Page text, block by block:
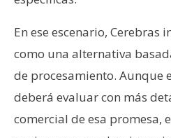
En ese escenario, Cerebras
como una alternativa
de procesamiento. Aunque
deberá evaluar con más
comercial de esa promesa,